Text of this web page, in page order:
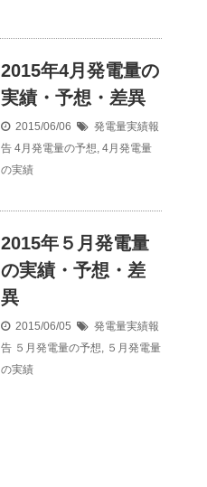
2015年4月発電量の
実績・予想・差異
2015/06/06
発電量実績報
告 4月発電量の予想 4月発電量
の実績
2015年５月発電量
の実績・予想・差
異
2015/06/05
発電量実績報
告 ５月発電量の予想
５月発電量
の実績